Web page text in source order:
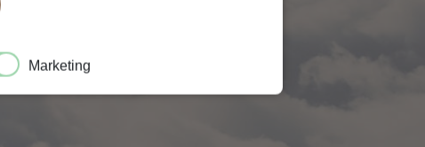
Marketing